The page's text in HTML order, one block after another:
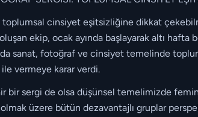
toplumsal cinsiyet eşitsizliğine dikkat
ekip, ocak ayında başlayarak altı
sanat, fotoğraf ve cinsiyet temelinde
vermeye karar verdi.
bir sergi de olsa düşünsel temelimizde
üzere bütün dezavantajlı gruplar